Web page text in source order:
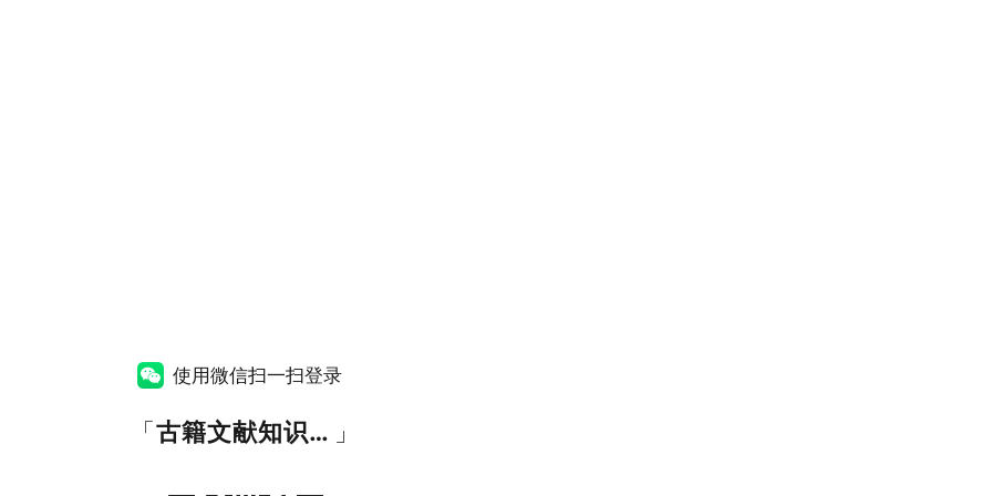
使用微信扫一扫登录
「 古籍文献知识图谱网 」